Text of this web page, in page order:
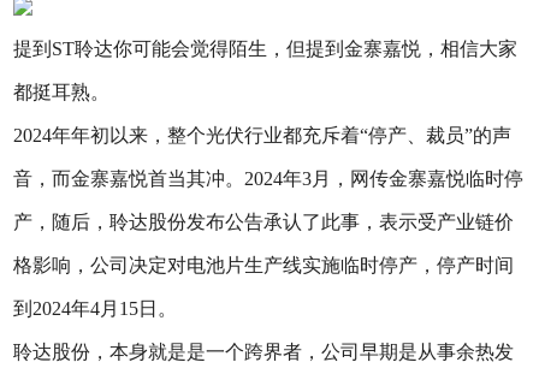
提到ST聆达你可能会觉得陌生，但提到金寨嘉悦，相信大家
都挺耳熟。
2024年年初以来，整个光伏行业都充斥着“停产、裁员”的声
音，而金寨嘉悦首当其冲。2024年3月，网传金寨嘉悦临时停
产，随后，聆达股份发布公告承认了此事，表示受产业链价
格影响，公司决定对电池片生产线实施临时停产，停产时间
到2024年4月15日。
聆达股份，本身就是是一个跨界者，公司早期是从事余热发